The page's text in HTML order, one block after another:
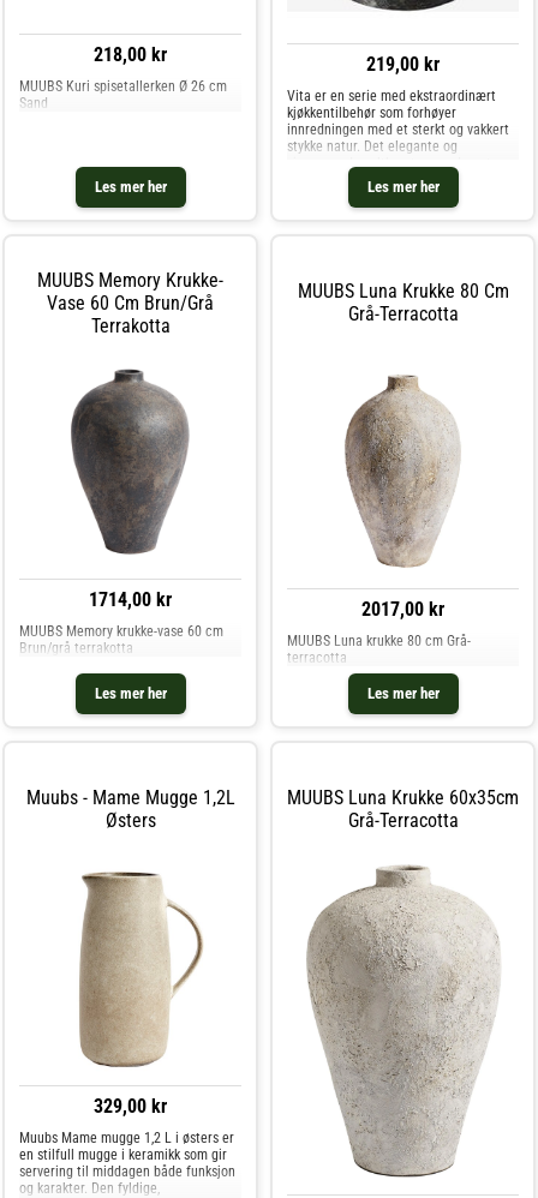
218,00 kr
Les mer her
MUUBS Kuri spisetallerken Ø 26 cm
Sand
219,00 kr
Les mer her
Vita er en serie med ekstraordinært
kjøkkentilbehør som forhøyer
innredningen med et sterkt og vakkert
stykke natur. Det elegante og
sjarmerende saltkaret er produsert av
marmor. De naturlige variasjonene i
farger og mønster gjør hvert Vita-
MUUBS Memory Krukke-
Vase 60 Cm Brun/grå
Terrakotta
1714,00 kr
Les mer her
MUUBS Memory krukke-vase 60 cm
Brun/grå terrakotta
MUUBS Luna Krukke 80 Cm
Grå-Terracotta
2017,00 kr
Les mer her
MUUBS Luna krukke 80 cm Grå-
terracotta
Muubs - Mame Mugge 1,2L
Østers
329,00 kr
Muubs Mame mugge 1,2 L i østers er
en stilfull mugge i keramikk som gir
servering til middagen både funksjon
og karakter. Den fyldige,
MUUBS Luna Krukke 60x35cm
Grå-Terracotta